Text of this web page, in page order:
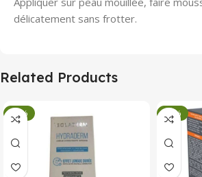
délicatement sans frotter.
Related Products
-34% -34%